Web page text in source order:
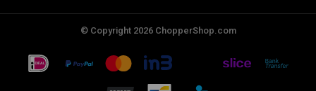
© Copyright 2026 ChopperShop.com